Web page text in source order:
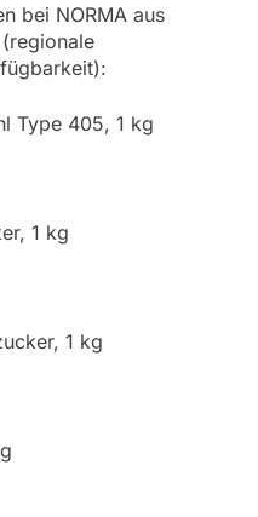
bei NORMA aus
Type 405, 1 kg
1 kg
1 kg